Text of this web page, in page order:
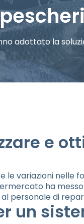
adottato la
e
le variazioni
ha
personale di
un